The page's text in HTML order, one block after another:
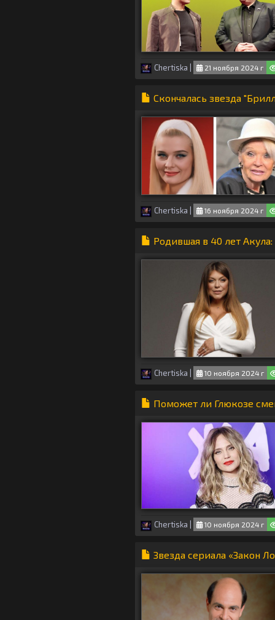
Chertiska 21 ноября 2024 г
Скончалась звезда
Chertiska 16 ноября 2024 г
Родившая в 40 лет
Chertiska 10 ноября 2024 г
Поможет ли Глюкозе
Chertiska 10 ноября 2024 г
Звезда сериала «Закон